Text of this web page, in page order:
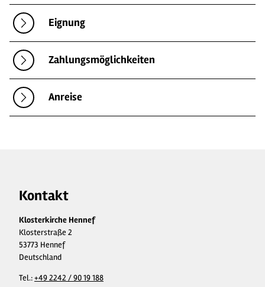
Eignung
Zahlungsmöglichkeiten
Anreise
Kontakt
Klosterkirche Hennef
Klosterstraße 2
53773 Hennef
Deutschland
Tel.:+49 2242 / 90 19 188